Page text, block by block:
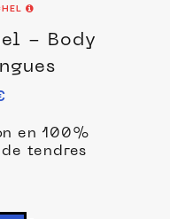
- Body
en 100%
tendres